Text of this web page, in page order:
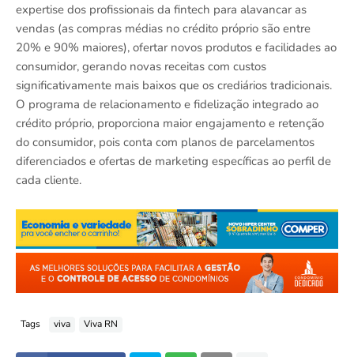
expertise dos profissionais da fintech para alavancar as
vendas (as compras médias no crédito próprio são entre
20% e 90% maiores), ofertar novos produtos e facilidades ao
consumidor, gerando novas receitas com custos
significativamente mais baixos que os crediários tradicionais.
O programa de relacionamento e fidelização integrado ao
crédito próprio, proporciona maior engajamento e retenção
do consumidor, pois conta com planos de parcelamentos
diferenciados e ofertas de marketing específicas ao perfil de
cada cliente.
Tags viva Viva RN